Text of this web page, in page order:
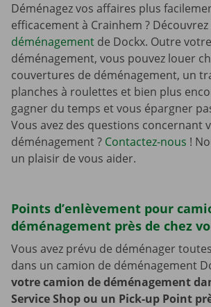
Déménagez vos affaires plus
efficacement à Crainhem ? Découvrez
déménagement de Dockx. Outre
déménagement, vous pouvez louer
couvertures de déménagement, un
planches à roulettes et bien plus
gagner du temps et vous épargner
Vous avez des questions concernant
déménagement ? Contactez-nous !
un plaisir de vous aider.
Points d’enlèvement pour
déménagement près de chez
Vous avez prévu de déménager
dans un camion de déménagement
votre camion de déménagement
Service Shop ou un Pick-up Point